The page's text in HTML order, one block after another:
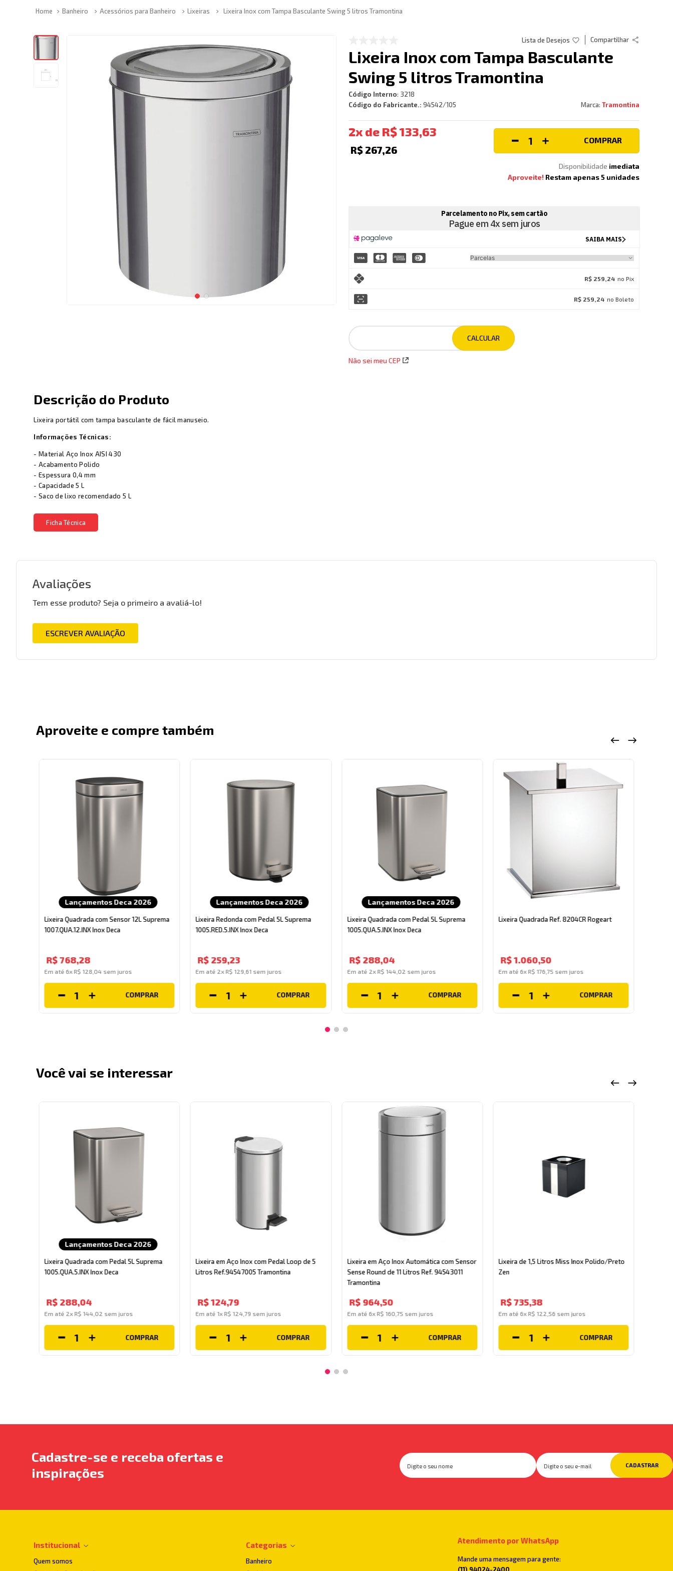
Banheiro Acessórios para Banheiro Lixeiras Lixeira Inox com Tampa Basculante Swing 5 litros Tramontina
Compartilhar
Lixeira Inox com Tampa Basculante
Swing 5 litros Tramontina
Código Interno: 3218
Código do Fabricante.: 94542/105 Tramontina
2 R$133,63
R$ 267,26
COMPRAR
Disponibilidade imediata
Aproveite!Restam apenas5unidades
R$ 259,24 no Pix
R$ 259,24 no Boleto
Não sei meu CEP
Descrição do Produto
Lixeira portátil com tampa basculante de fácil manuseio.
Informações Técnicas:
- Material Aço Inox AISI 430
- Acabamento Polido
- Espessura 0,4 mm
- Capacidade 5 L
- Saco de lixo recomendado 5 L
Ficha Técnica
Avaliações
Tem esse produto? Seja o primeiro a avaliá-lo!
ESCREVER AVALIAÇÃO
Aproveite e compre também
Lançamentos Deca 2026
Lixeira Quadrada com Sensor 12L Suprema
1007.QUA.12.INX Inox Deca
R$768,28
Em até 6x R$ 128 04 sem juros
COMPRAR
Lançamentos Deca 2026
Lixeira Redonda com Pedal 5L Suprema
1005.RED.5.INX Inox Deca
R$ 259,23
Em até 2x R$ 129 61 sem juros
COMPRAR
Lançamentos Deca 2026
Lixeira Quadrada com Pedal 5L Suprema
1005.QUA.5.INX Inox Deca
R$ 288,04
Em até 2x R$ 144, 02 sem juros
COMPRAR
Lixeira Quadrada Ref. 8204CR Rogeart
R$1.060,50
Em até 6x R$ 176 ,75 sem juros
COMPRAR
Você vai se interessar
Lançamentos Deca 2026
Lixeira Quadrada com Pedal 5L Suprema
1005.QUA.5.INX Inox Deca
R$ 288,04
Em até 2x R$ 144 02 sem juros
COMPRAR
Lixeira em Aço Inox com Pedal Loop de 5
Litros Ref.94547005 Tramontina
R$ 124,79
Em até 1x R$ 124 ,79 sem juros
COMPRAR
Lixeira em Aço Inox Automática com Sensor
Sense Round de 11 Litros Ref. 94543011
Tramontina
R$ 964,50
Em até 6x R$ 160, 75sem juros
COMPRAR
Lixeira de 1,5 Litros Miss Inox Polido/Preto
Zen
R$735,38
Em até 6x R$ 122 56 sem juros
COMPRAR
Cadastre-se e receba ofertas e
inspirações
CADASTRAR
Institucional
Quem somos
Categorias
Banheiro
Atendimento por WhatsApp
Mande uma mensagem para gente: